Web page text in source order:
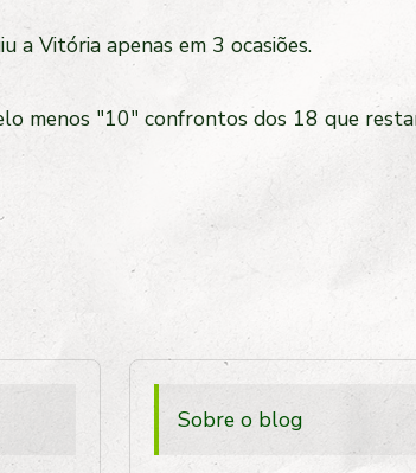
a Vitória apenas em 3 ocasiões.
menos "10" confrontos dos 18 que
Sobre o blog